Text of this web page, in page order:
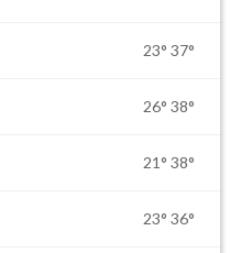
23° 37°
26° 38°
21° 38°
23° 36°